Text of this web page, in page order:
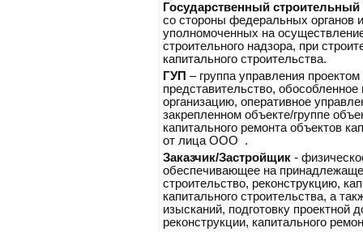
Государственный строительный
со стороны федеральных органов
уполномоченных на
строительного надзора, при
капитального строительства.
ГУП – группа управления
представительство,
организацию, оперативное
закрепленном объекте/группе
капитального ремонта объектов
от лица ООО .
Заказчик/Застройщик -
обеспечивающее на
строительство, реконструкцию,
капитального строительства, а
изысканий, подготовку проектной
реконструкции, капитального